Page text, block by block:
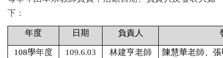
下：
年度 日期 負責人
108學年度 109.6.03 林建亨老師 陳慧華老師、